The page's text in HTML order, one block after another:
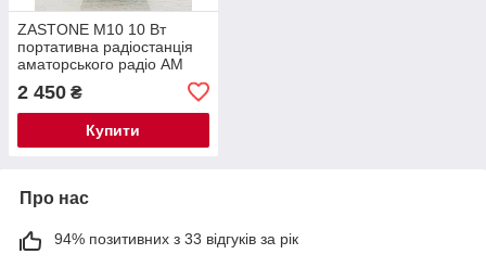
ZASTONE M10 10 Вт
портативна радіостанція
аматорського радіо AM
портативна радіостанція
CTCSS FM
2 450 ₴
Купити
Про нас
94% позитивних з 33 відгуків за рік